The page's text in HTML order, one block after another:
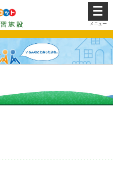
メ
ニ
ュ
を
開
く